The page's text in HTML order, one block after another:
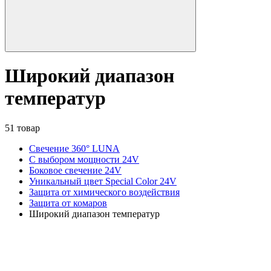
Широкий диапазон
температур
51 товар
Свечение 360° LUNA
С выбором мощности 24V
Боковое свечение 24V
Уникальный цвет Special Color 24V
Защита от химического воздействия
Защита от комаров
Широкий диапазон температур